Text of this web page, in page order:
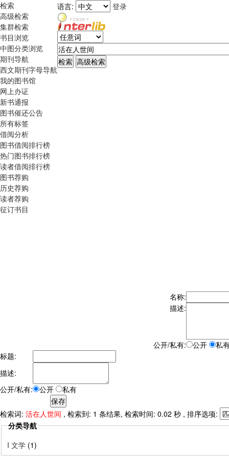
检索
高级检索
集群检索
书目浏览
中图分类浏览
期刊导航
西文期刊字母导航
我的图书馆
网上办证
新书通报
图书催还公告
所有标签
借阅分析
图书借阅排行榜
热门图书排行榜
读者借阅排行榜
图书荐购
历史荐购
读者荐购
征订书目
语言: 登录
名称:
描述:
公开/私有: 公开
私
标题:
描述:
公开/私有:
公开 私有
检索词: 活在人世间 , 检索到: 1 条结果, 检索时间: 0.02 秒 , 排序选项:
分类导航
I 文学 (1)